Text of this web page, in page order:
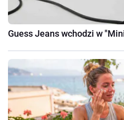
Guess Jeans wchodzi w